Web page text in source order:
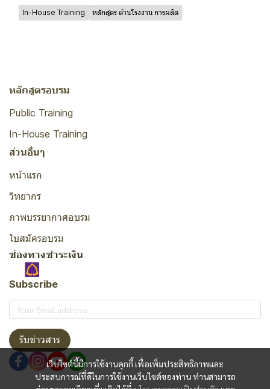
In-House Training หลักสูตร ด้านโรงงาน การผลิต
เว็บไซต์นี้มีการใช้งานคุกกี้ เพื่อเพิ่มประสิทธิภาพและ
ประสบการณ์ที่ดีในการใช้งานเว็บไซต์ของท่าน ท่านสามารถ
หลักสูตรอบรม
Public Training
In-House Training
ส่วนอื่นๆ
หน้าแรก
วิทยากร
ภาพบรรยากาศอบรม
ใบสมัครอบรม
ช่องทางชำระเงิน
Subscribe
รับข่าวสาร